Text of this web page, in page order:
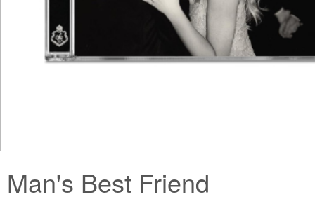
Man's Best Friend